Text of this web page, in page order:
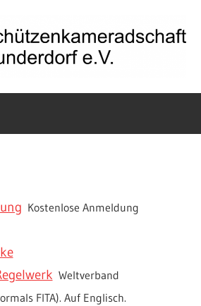
Hunderdorf
Kostenlose Anmeldung
Weltverband
FITA). Auf Englisch.